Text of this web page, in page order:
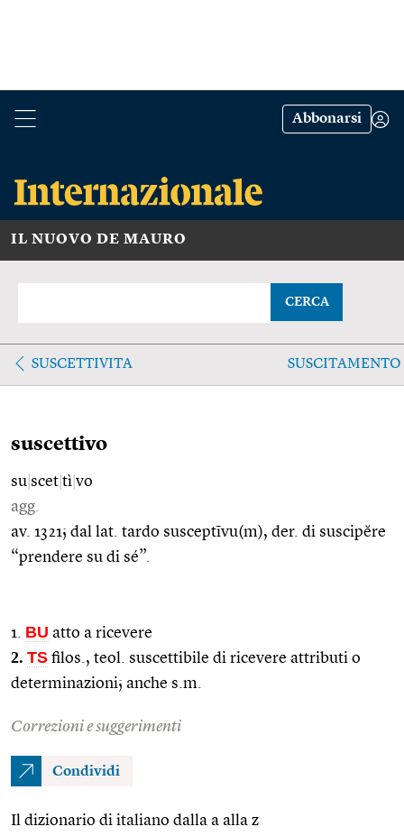
Abbonarsi
IL NUOVO DE MAURO
CERCA
SUSCETTIVITA SUSCITAMENTO
suscettivo
su scet tì vo
agg.
av. 1321; dal lat. tardo susceptīvu(m), der. di suscipĕre
“prendere su di sé”.
1. BU atto a ricevere
2. TS filos., teol. suscettibile di ricevere attributi o
determinazioni; anche s.m.
Correzioni e suggerimenti
Condividi
Il dizionario di italiano dalla a alla z